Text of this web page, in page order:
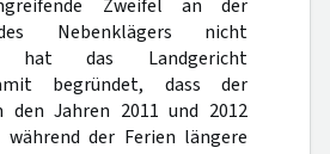
Zweifel an der
Nebenklägers nicht
hat das Landgericht
begründet, dass der
den Jahren 2011 und 2012
der Ferien längere